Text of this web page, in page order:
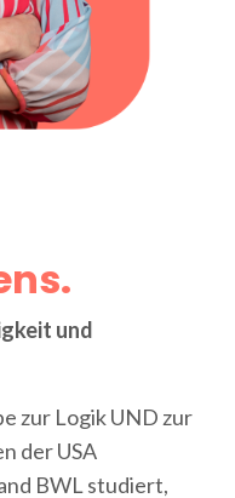
und
zur Logik UND zur
der USA
BWL studiert,